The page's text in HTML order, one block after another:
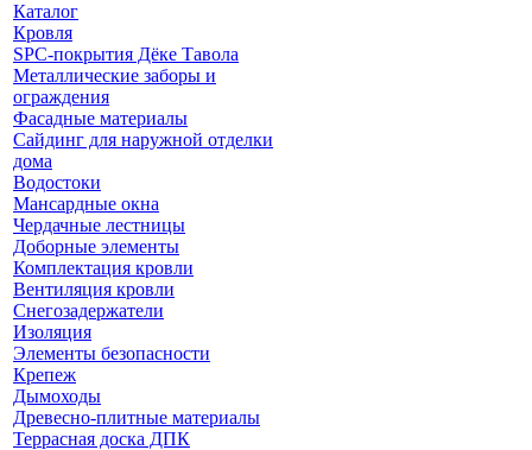
Каталог
Кровля
SPC-покрытия Дёке Тавола
Металлические заборы и
ограждения
Фасадные материалы
Сайдинг для наружной отделки
дома
Водостоки
Мансардные окна
Чердачные лестницы
Доборные элементы
Комплектация кровли
Вентиляция кровли
Снегозадержатели
Изоляция
Элементы безопасности
Крепеж
Дымоходы
Древесно-плитные материалы
Террасная доска ДПК